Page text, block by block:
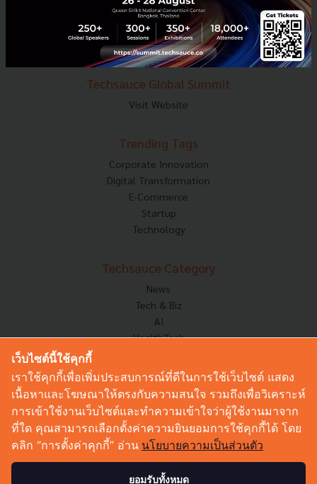
Techsauce Services
Privacy Policy
ส่งบทความ
Techsauce Global Summit
Visit Website
Trending Tags
Corporate Innovation
Digital Transformation
E-Commerce
Startup
Technology
Techsauce Category
News
Tech & Biz
AI
HealthTech
Corp Innov
Saucy Thoughts
Sustainable
Videos
Podcast
เว็บไซต์นี้ใช้คุกกี้
เราใช้คุกกี้เพื่อเพิ่มประสบการณ์ที่ดีในการใช้เว็บไซต์ แสดง
เนื้อหาและโฆษณาให้ตรงกับความสนใจ รวมถึงเพื่อวิเคราะห์
การเข้าใช้งานเว็บไซต์และทำความเข้าใจว่าผู้ใช้งานมาจาก
ที่ใด คุณสามารถเลือกตั้งค่าความยินยอมการใช้คุกกี้ได้ โดย
คลิก “การตั้งค่าคุกกี้” อ่าน นโยบายความเป็นส่วนตัว
ยอมรับทั้งหมด